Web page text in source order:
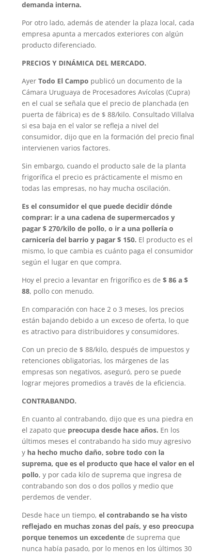
demanda interna.
Por otro lado, además de atender la plaza local, cada
empresa apunta a mercados exteriores con algún
producto diferenciado.
PRECIOS Y DINÁMICA DEL MERCADO.
Ayer Todo El Campo publicó un documento de la
Cámara Uruguaya de Procesadores Avícolas (Cupra)
en el cual se señala que el precio de planchada (en
puerta de fábrica) es de $ 88/kilo. Consultado Villalva
si esa baja en el valor se refleja a nivel del
consumidor, dijo que en la formación del precio final
intervienen varios factores.
Sin embargo, cuando el producto sale de la planta
frigorífica el precio es prácticamente el mismo en
todas las empresas, no hay mucha oscilación.
Es el consumidor el que puede decidir dónde
comprar: ir a una cadena de supermercados y
pagar $ 270/kilo de pollo, o ir a una pollería o
carnicería del barrio y pagar $ 150. El producto es el
mismo, lo que cambia es cuánto paga el consumidor
según el lugar en que compra.
Hoy el precio a levantar en frigorífico es de $ 86 a $
88, pollo con menudo.
En comparación con hace 2 o 3 meses, los precios
están bajando debido a un exceso de oferta, lo que
es atractivo para distribuidores y consumidores.
Con un precio de $ 88/kilo, después de impuestos y
retenciones obligatorias, los márgenes de las
empresas son negativos, aseguró, pero se puede
lograr mejores promedios a través de la eficiencia.
CONTRABANDO.
En cuanto al contrabando, dijo que es una piedra en
el zapato que preocupa desde hace años. En los
últimos meses el contrabando ha sido muy agresivo
y ha hecho mucho daño, sobre todo con la
suprema, que es el producto que hace el valor en el
pollo, y por cada kilo de suprema que ingresa de
contrabando son dos o dos pollos y medio que
perdemos de vender.
Desde hace un tiempo, el contrabando se ha visto
reflejado en muchas zonas del país, y eso preocupa
porque tenemos un excedentede suprema que
nunca había pasado, por lo menos en los últimos 30